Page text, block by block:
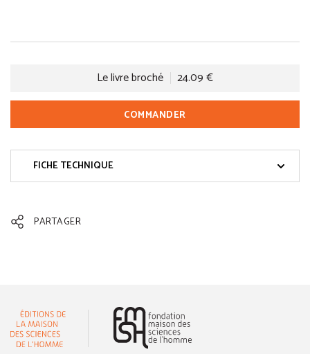
Le livre broché 24.09 €
COMMANDER
FICHE TECHNIQUE
PARTAGER